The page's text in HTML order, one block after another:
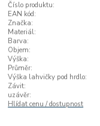
Číslo produktu:
EAN kód:
Značka:
Materiál:
Barva:
Objem:
Výška:
Průměr:
Výška lahvičky pod hrdlo:
Závit:
uzávěr:
Hlídat cenu / dostupnost